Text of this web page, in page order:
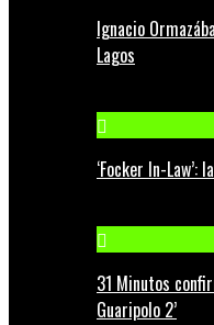
Ignacio
Lagos
‘Focker In-
31 Minutos
Guaripolo 2’